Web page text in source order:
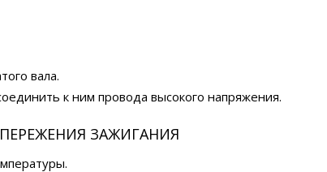
вала.
к ним провода высокого напряжения.
ЗАЖИГАНИЯ